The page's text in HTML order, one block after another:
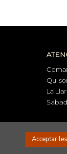
Qui
La
Acceptar